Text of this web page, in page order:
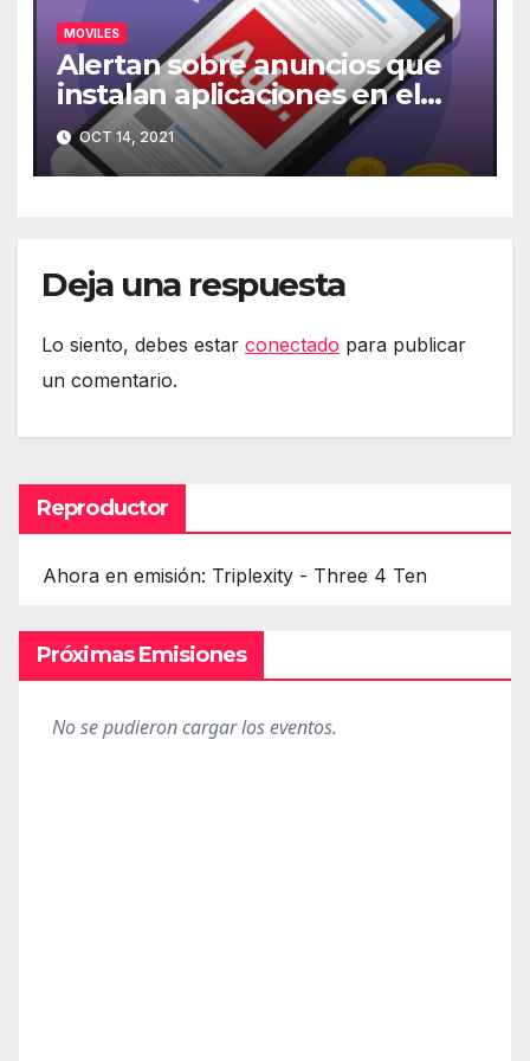
MOVILES
Alertan sobre anuncios que
instalan aplicaciones en el
móvil
OCT 14, 2021
Deja una respuesta
Lo siento, debes estar conectado para publicar
un comentario.
Reproductor
Ahora en emisión: Triplexity - Three 4 Ten
Próximas Emisiones